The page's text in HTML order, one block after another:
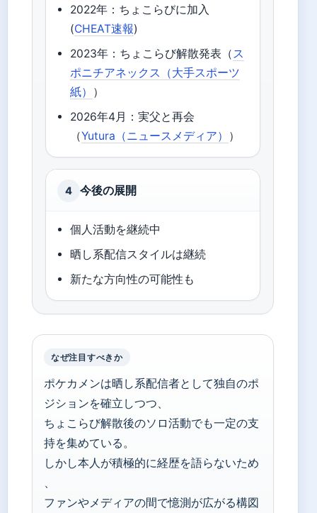
2022年：ちょこらびに加入
(CHEAT速報)
2023年：ちょこらび解散発表（ス
ポニチアネックス（大手スポーツ
紙） ）
2026年4月：実父と再会
（Yutura（ニュースメディア） ）
4 今後の展開
個人活動を継続中
晒し系配信スタイルは継続
新たな方向性の可能性も
なぜ注目すべきか
ポケカメンは晒し系配信者として独自のポ
ジションを確立しつつ、
ちょこらび解散後のソロ活動でも一定の支
持を集めている。
しかし本人が積極的に経歴を語らないため
、
ファンやメディアの間で憶測が広がる構図